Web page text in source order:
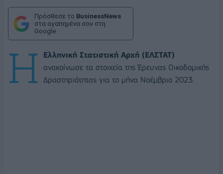
Πρόσθεσε το BusinessNews
στα αγαπημένα σου στη
Google
Η
Ελληνική Στατιστική Αρχή (ΕΛΣΤΑΤ)
ανακοίνωσε τα στοιχεία της Έρευνας Οικοδομικής
Δραστηριότητας για το μήνα Νοέμβριο 2023.